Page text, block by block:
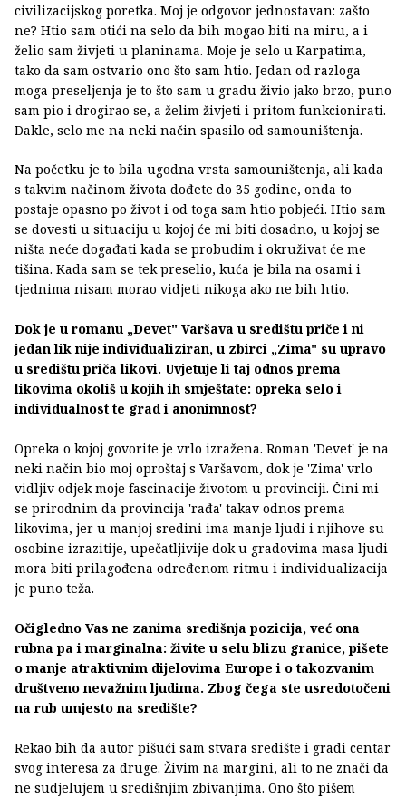
civilizacijskog poretka. Moj je odgovor jednostavan: zašto
ne? Htio sam otići na selo da bih mogao biti na miru, a i
želio sam živjeti u planinama. Moje je selo u Karpatima,
tako da sam ostvario ono što sam htio. Jedan od razloga
moga preseljenja je to što sam u gradu živio jako brzo, puno
sam pio i drogirao se, a želim živjeti i pritom funkcionirati.
Dakle, selo me na neki način spasilo od samouništenja.
Na početku je to bila ugodna vrsta samouništenja, ali kada
s takvim načinom života dođete do 35 godine, onda to
postaje opasno po život i od toga sam htio pobjeći. Htio sam
se dovesti u situaciju u kojoj će mi biti dosadno, u kojoj se
ništa neće događati kada se probudim i okruživat će me
tišina. Kada sam se tek preselio, kuća je bila na osami i
tjednima nisam morao vidjeti nikoga ako ne bih htio.
Dok je u romanu „Devet" Varšava u središtu priče i ni
jedan lik nije individualiziran, u zbirci „Zima" su upravo
u središtu priča likovi. Uvjetuje li taj odnos prema
likovima okoliš u kojih ih smještate: opreka selo i
individualnost te grad i anonimnost?
Opreka o kojoj govorite je vrlo izražena. Roman 'Devet' je na
neki način bio moj oproštaj s Varšavom, dok je 'Zima' vrlo
vidljiv odjek moje fascinacije životom u provinciji. Čini mi
se prirodnim da provincija 'rađa' takav odnos prema
likovima, jer u manjoj sredini ima manje ljudi i njihove su
osobine izrazitije, upečatljivije dok u gradovima masa ljudi
mora biti prilagođena određenom ritmu i individualizacija
je puno teža.
Očigledno Vas ne zanima središnja pozicija, već ona
rubna pa i marginalna: živite u selu blizu granice, pišete
o manje atraktivnim dijelovima Europe i o takozvanim
društveno nevažnim ljudima. Zbog čega ste usredotočeni
na rub umjesto na središte?
Rekao bih da autor pišući sam stvara središte i gradi centar
svog interesa za druge. Živim na margini, ali to ne znači da
ne sudjelujem u središnjim zbivanjima. Ono što pišem